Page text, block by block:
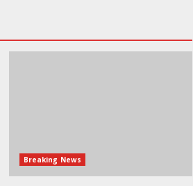
Breaking News